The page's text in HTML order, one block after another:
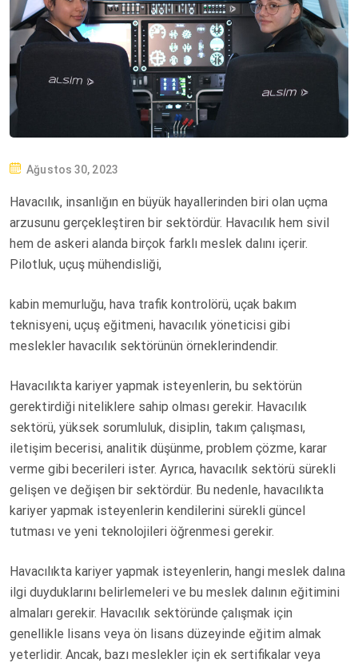
P
S
T
E
D
N
Ağustos 30, 2023
Havacılık, insanlığın en büyük hayallerinden biri olan uçma
arzusunu gerçekleştiren bir sektördür. Havacılık hem sivil
hem de askeri alanda birçok farklı meslek dalını içerir.
Pilotluk, uçuş mühendisliği,
kabin memurluğu, hava trafik kontrolörü, uçak bakım
teknisyeni, uçuş eğitmeni, havacılık yöneticisi gibi
meslekler havacılık sektörünün örneklerindendir.
Havacılıkta kariyer yapmak isteyenlerin, bu sektörün
gerektirdiği niteliklere sahip olması gerekir. Havacılık
sektörü, yüksek sorumluluk, disiplin, takım çalışması,
iletişim becerisi, analitik düşünme, problem çözme, karar
verme gibi becerileri ister. Ayrıca, havacılık sektörü sürekli
gelişen ve değişen bir sektördür. Bu nedenle, havacılıkta
kariyer yapmak isteyenlerin kendilerini sürekli güncel
tutması ve yeni teknolojileri öğrenmesi gerekir.
Havacılıkta kariyer yapmak isteyenlerin, hangi meslek dalına
ilgi duyduklarını belirlemeleri ve bu meslek dalının eğitimini
almaları gerekir. Havacılık sektöründe çalışmak için
genellikle lisans veya ön lisans düzeyinde eğitim almak
yeterlidir. Ancak, bazı meslekler için ek sertifikalar veya